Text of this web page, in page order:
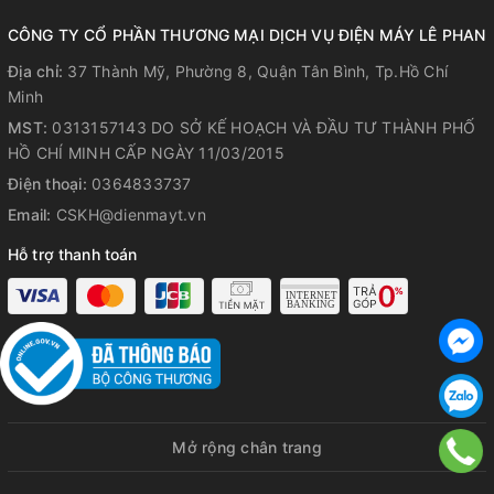
CÔNG TY CỔ PHẦN THƯƠNG MẠI DỊCH VỤ ĐIỆN MÁY LÊ PHAN
Địa chỉ: 37 Thành Mỹ, Phường 8, Quận Tân Bình, Tp.Hồ Chí
Minh
MST: 0313157143 DO SỞ KẾ HOẠCH VÀ ĐẦU TƯ THÀNH PHỐ
HỒ CHÍ MINH CẤP NGÀY 11/03/2015
Điện thoại: 0364833737
Email: CSKH@dienmayt.vn
Hỗ trợ thanh toán
Mở rộng chân trang